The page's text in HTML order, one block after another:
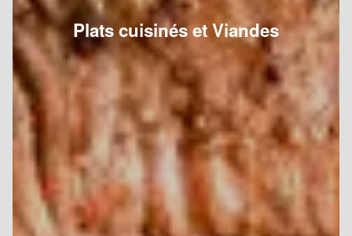
Plats cuisinés et Viandes